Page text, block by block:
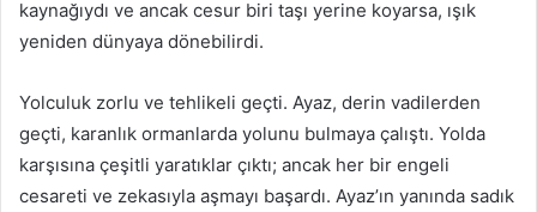
kaynağıydı ve ancak cesur biri taşı yerine koyarsa, ışık
yeniden dünyaya dönebilirdi.
Yolculuk zorlu ve tehlikeli geçti. Ayaz, derin vadilerden
geçti, karanlık ormanlarda yolunu bulmaya çalıştı. Yolda
karşısına çeşitli yaratıklar çıktı; ancak her bir engeli
cesareti ve zekasıyla aşmayı başardı. Ayaz’ın yanında sadık